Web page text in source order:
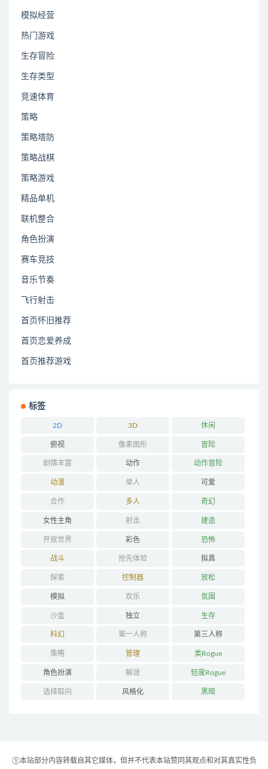
模拟经营
热门游戏
生存冒险
生存类型
竞速体育
策略
策略塔防
策略战棋
策略游戏
精品单机
联机整合
角色扮演
赛车竞技
音乐节奏
飞行射击
首页怀旧推荐
首页恋爱养成
首页推荐游戏
标签
2D 3D 休闲
俯视 像素图形 冒险
剧情丰富 动作 动作冒险
动漫 单人 可爱
合作 多人 奇幻
女性主角 射击 建造
开放世界 彩色 恐怖
战斗 抢先体验 拟真
探索 控制器 放松
模拟 欢乐 氛围
沙盒 独立 生存
科幻 第一人称 第三人称
策略 管理 类Rogue
角色扮演 解谜 轻度Rogue
选择取向 风格化 黑暗
①本站部分内容转载自其它媒体，但并不代表本站赞同其观点和对其真实性负